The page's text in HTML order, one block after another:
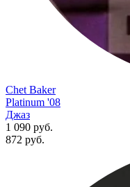
Chet Baker
Platinum '08
Джаз
1 090 руб.
872 руб.